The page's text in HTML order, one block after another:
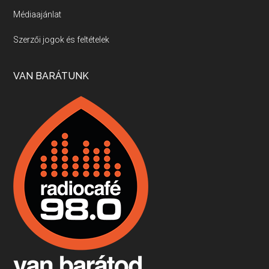
Villány, kékfrankos, Jackfall
Apr 17, 2026 • 00:35:38
Boston, teadélután, bab és homár
Apr 9, 2026 • 00:37:17
Fermentáljunk, a testünk meghálálja!
Apr 3, 2026 • 00:36:07
Médiaajánlat
Szerzői jogok és feltételek
VAN BARÁTUNK